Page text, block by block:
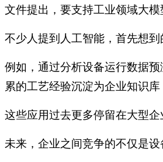
文件提出，要支持工业领域大
不少人提到人工智能，首先想
例如，通过分析设备运行数据
累的工艺经验沉淀为企业知识库
这些应用过去更多停留在大型
未来，企业之间竞争的不仅是